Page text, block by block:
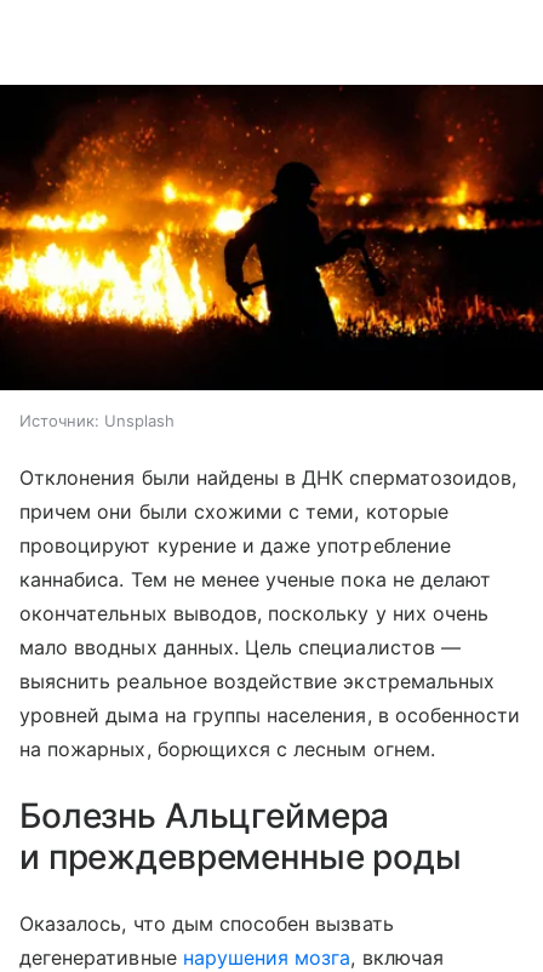
Источник: Unsplash
Отклонения были найдены в ДНК сперматозоидов,
причем они были схожими с теми, которые
провоцируют курение и даже употребление
каннабиса. Тем не менее ученые пока не делают
окончательных выводов, поскольку у них очень
мало вводных данных. Цель специалистов —
выяснить реальное воздействие экстремальных
уровней дыма на группы населения, в особенности
на пожарных, борющихся с лесным огнем.
Болезнь Альцгеймера
и преждевременные роды
Оказалось, что дым способен вызвать
дегенеративные нарушения мозга, включая